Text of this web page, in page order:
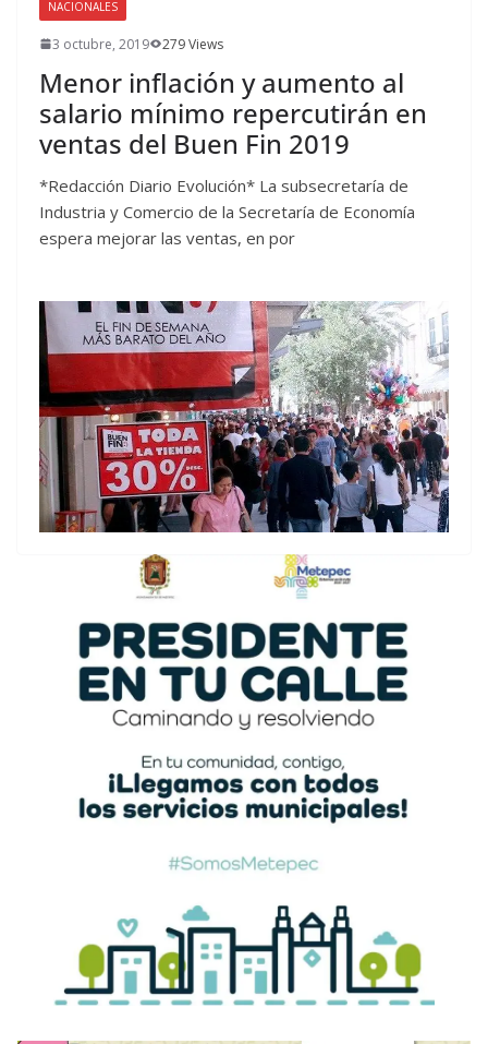
NACIONALES
3 octubre, 2019 279 Views
Menor inflación y aumento al
salario mínimo repercutirán en
ventas del Buen Fin 2019
*Redacción Diario Evolución* La subsecretaría de
Industria y Comercio de la Secretaría de Economía
espera mejorar las ventas, en por